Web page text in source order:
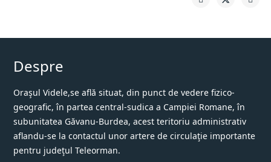
Despre
Oraşul Videle,se află situat, din punct de vedere fizico-
geografic, în partea central-sudica a Campiei Romane, în
subunitatea Găvanu-Burdea, acest teritoriu administrativ
aflandu-se la contactul unor artere de circulaţie importante
pentru judeţul Teleorman.